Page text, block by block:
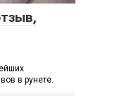
в рунете.